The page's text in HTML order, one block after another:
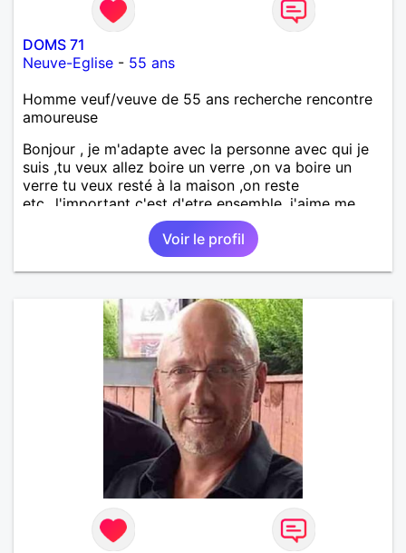
DOMS 71
Neuve-Eglise - 55 ans
Homme veuf/veuve de 55 ans recherche rencontre
amoureuse
Bonjour , je m'adapte avec la personne avec qui je
suis ,tu veux allez boire un verre ,on va boire un
verre tu veux resté à la maison ,on reste
etc...l'important c'est d'etre ensemble .j'aime me
balader , faire du sport , regarder des film , aller au
théatre etc et j'aime par dessus tous rire
Voir le profil